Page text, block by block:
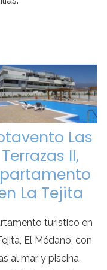
Las
Terrazas II,
La Tejita
turístico en
El Médano, con
al mar y piscina,